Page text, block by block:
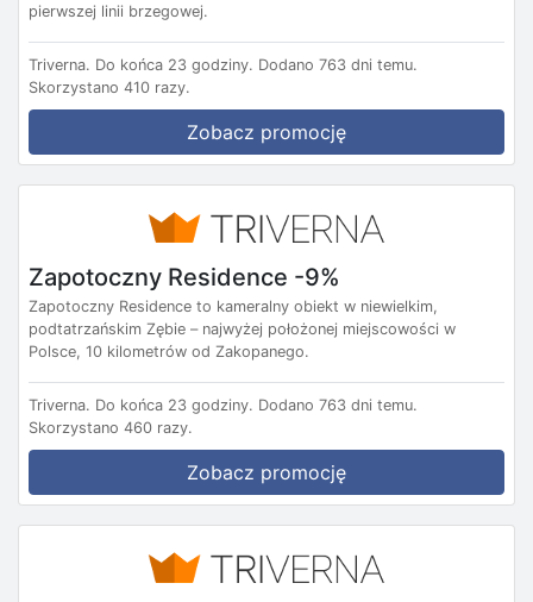
pierwszej linii brzegowej.
Triverna. Do końca 23 godziny. Dodano 763 dni temu.
Skorzystano 410 razy.
Zobacz promocję
Zapotoczny Residence -9%
Zapotoczny Residence to kameralny obiekt w niewielkim,
podtatrzańskim Zębie – najwyżej położonej miejscowości w
Polsce, 10 kilometrów od Zakopanego.
Triverna. Do końca 23 godziny. Dodano 763 dni temu.
Skorzystano 460 razy.
Zobacz promocję